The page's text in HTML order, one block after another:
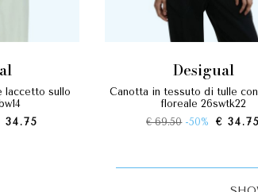
34.75
desigual
canotta in tessuto di tulle con stampa
floreale 26swtk22
€ 69.50 -50% € 34.75